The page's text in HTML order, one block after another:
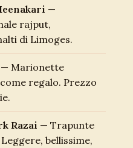
—
rajput,
di Limoges.
— Marionette
regalo. Prezzo
Razai — Trapunte
bellissime,